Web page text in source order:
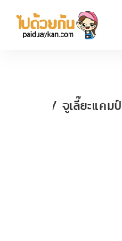
จูเลี๊ยะแคม